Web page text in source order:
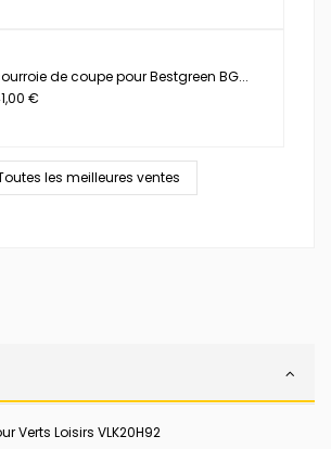
de coupe pour Bestgreen BG...
€
les meilleures ventes
Verts Loisirs VLK20H92